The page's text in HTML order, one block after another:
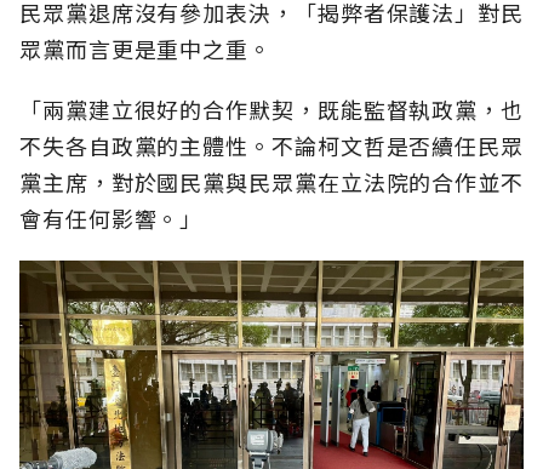
民眾黨退席沒有參加表決，「揭弊者保護法」對民
眾黨而言更是重中之重。
「兩黨建立很好的合作默契，既能監督執政黨，也
不失各自政黨的主體性。不論柯文哲是否續任民眾
黨主席，對於國民黨與民眾黨在立法院的合作並不
會有任何影響。」